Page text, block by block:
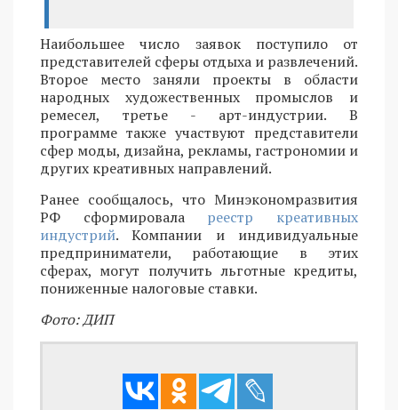
Наибольшее число заявок поступило от
представителей сферы отдыха и развлечений.
Второе место заняли проекты в области
народных художественных промыслов и
ремесел, третье - арт-индустрии. В
программе также участвуют представители
сфер моды, дизайна, рекламы, гастрономии и
других креативных направлений.
Ранее сообщалось, что Минэкономразвития
РФ сформировала реестр креативных
индустрий. Компании и индивидуальные
предприниматели, работающие в этих
сферах, могут получить льготные кредиты,
пониженные налоговые ставки.
Фото: ДИП